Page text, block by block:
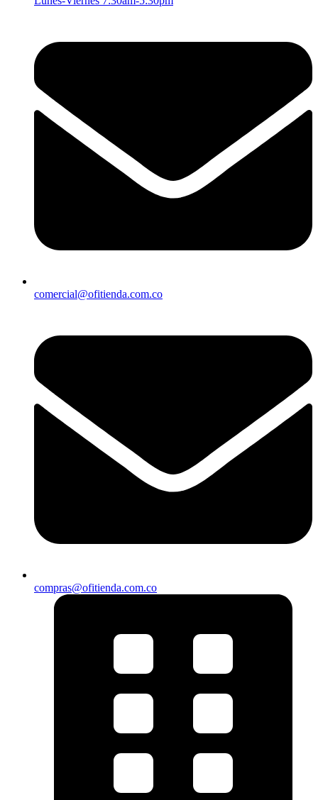
comercial@ofitienda.com.co
compras@ofitienda.com.co